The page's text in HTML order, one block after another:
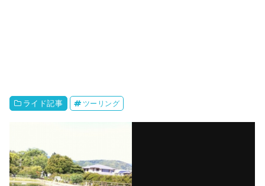
ライド記事 ツーリング